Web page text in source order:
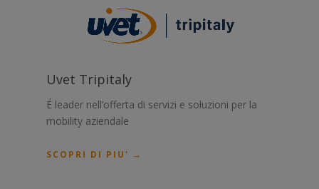
Uvet Tripitaly
É leader nell’offerta di servizi e soluzioni per la
mobility aziendale
SCOPRI DI PIU' →